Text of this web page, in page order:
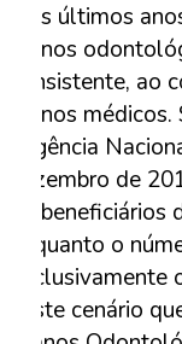
Nos últimos
planos
consistente,
planos
(Agência
dezembro de
de
enquanto o
neste cenário